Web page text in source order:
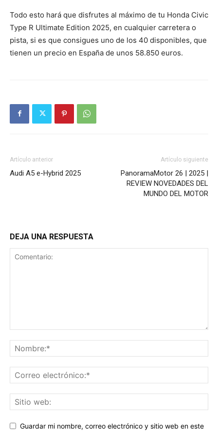
Todo esto hará que disfrutes al máximo de tu Honda Civic
Type R Ultimate Edition 2025, en cualquier carretera o
pista, si es que consigues uno de los 40 disponibles, que
tienen un precio en España de unos 58.850 euros.
Artículo anterior
Audi A5 e-Hybrid 2025
Artículo siguiente
PanoramaMotor 26 | 2025 |
REVIEW NOVEDADES DEL
MUNDO DEL MOTOR
DEJA UNA RESPUESTA
Guardar mi nombre, correo electrónico y sitio web en este